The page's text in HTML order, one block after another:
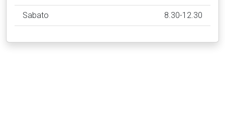
Sabato 8.30-12.30